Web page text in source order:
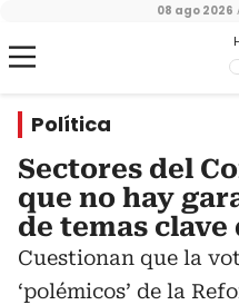
08 ago 2026
Política
Sectores del
que no hay
de temas
Cuestionan que la
‘polémicos’ de la